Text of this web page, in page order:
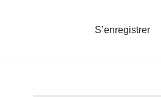
S’enregistrer